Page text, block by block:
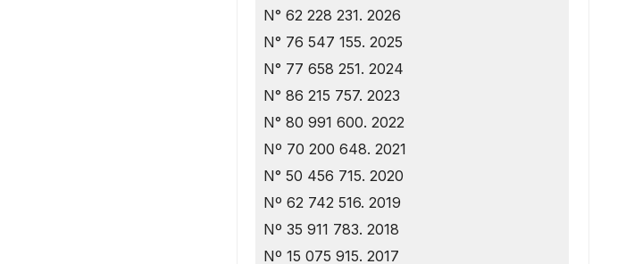
N° 62 228 231. 2026
N° 76 547 155. 2025
N° 77 658 251. 2024
N° 86 215 757. 2023
N° 80 991 600. 2022
Nº 70 200 648. 2021
N° 50 456 715. 2020
Nº 62 742 516. 2019
Nº 35 911 783. 2018
Nº 15 075 915. 2017